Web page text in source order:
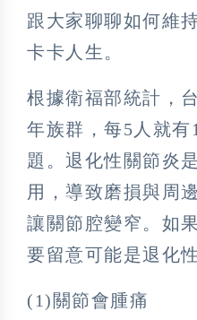
跟大家聊聊如何維
卡卡人生。
根據衛福部統計，
年族群，每5人就有
題。退化性關節炎
用，導致磨損與周
讓關節腔變窄。如
要留意可能是退化
(1)關節會腫痛